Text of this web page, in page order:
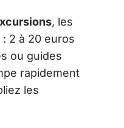
, les
2 à 20 euros
ou guides
rapidement
les